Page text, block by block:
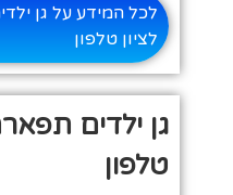
לכל המידע על גן
לציון טלפון
טלפון